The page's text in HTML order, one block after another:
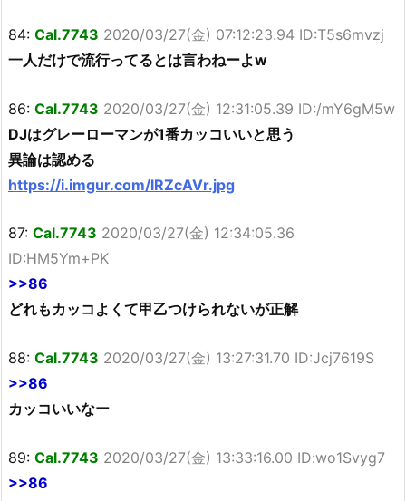
84: Cal.7743 2020/03/27(金) 07:12:23.94 ID:T5s6mvzj
一人だけで流行ってるとは言わねーよw
86: Cal.7743 2020/03/27(金) 12:31:05.39 ID:/mY6gM5w
DJはグレーローマンが1番カッコいいと思う
異論は認める
https://i.imgur.com/lRZcAVr.jpg
87: Cal.7743 2020/03/27(金) 12:34:05.36
ID:HM5Ym+PK
>>86
どれもカッコよくて甲乙つけられないが正解
88: Cal.7743 2020/03/27(金) 13:27:31.70 ID:Jcj7619S
>>86
カッコいいなー
89: Cal.7743 2020/03/27(金) 13:33:16.00 ID:wo1Svyg7
>>86